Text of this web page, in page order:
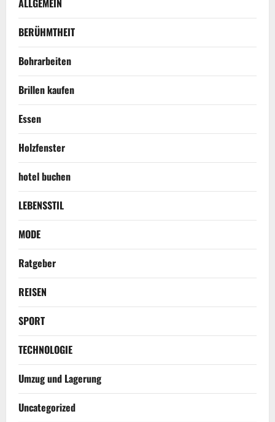
BERÜHMTHEIT
Bohrarbeiten
Brillen kaufen
Essen
Holzfenster
hotel buchen
LEBENSSTIL
MODE
Ratgeber
REISEN
SPORT
TECHNOLOGIE
Umzug und Lagerung
Uncategorized